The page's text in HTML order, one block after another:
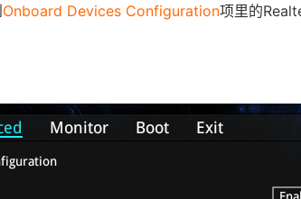
Onboard Devices Configuration项里的